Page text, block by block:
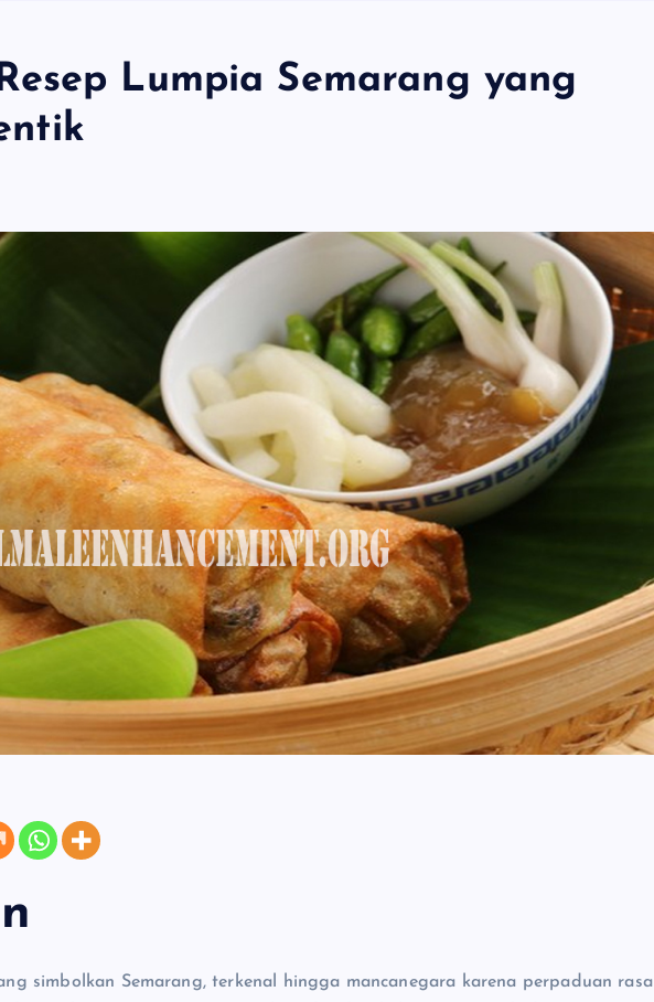
Lumpia Semarang yang
simbolkan Semarang, terkenal hingga mancanegara karena perpaduan rasa